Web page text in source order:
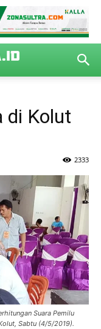
di Kolut
2333
Suara Pemilu
Sabtu (4/5/2019).